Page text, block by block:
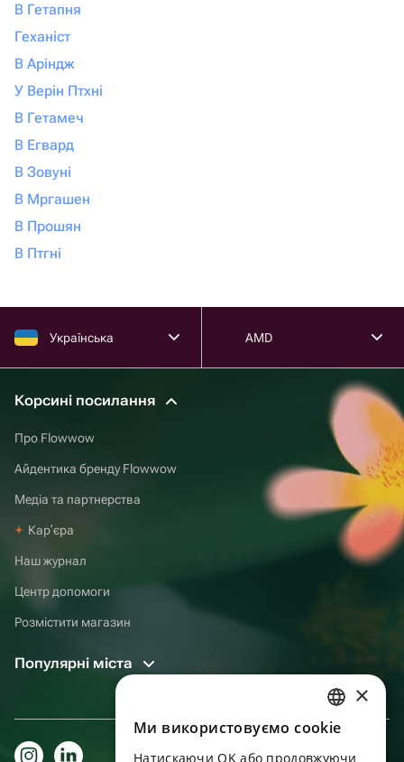
В Гетапня
Геханіст
В Аріндж
У Верін Птхні
В Гетамеч
В Егвард
В Зовуні
В Мргашен
В Прошян
В Птгні
Українська AMD
Корсині посилання
Про Flowwow
Айдентика бренду Flowwow
Медіа та партнерства
Карʼєра
Наш журнал
Центр допомоги
Розмістити магазин
Популярні міста
RUSSIAN
×
Ми використовуємо cookie
Натискаючи OK або продовжуючи